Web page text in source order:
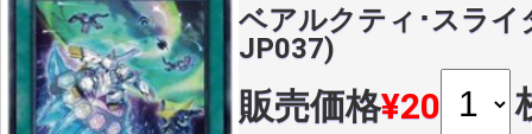
ベアルクティ･スライ
JP037)
販売価格¥20